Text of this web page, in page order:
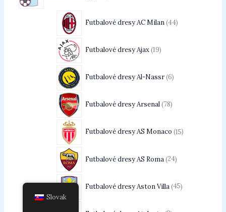
Futbalové dresy AC Milan 44
Futbalové dresy Ajax 19
Futbalové dresy Al-Nassr 6
Futbalové dresy Arsenal 78
Futbalové dresy AS Monaco 15
Futbalové dresy AS Roma 24
Futbalové dresy Aston Villa 45
Slovak